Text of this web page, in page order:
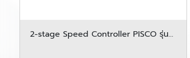
2-stage Speed Controller PISCO รุ่น